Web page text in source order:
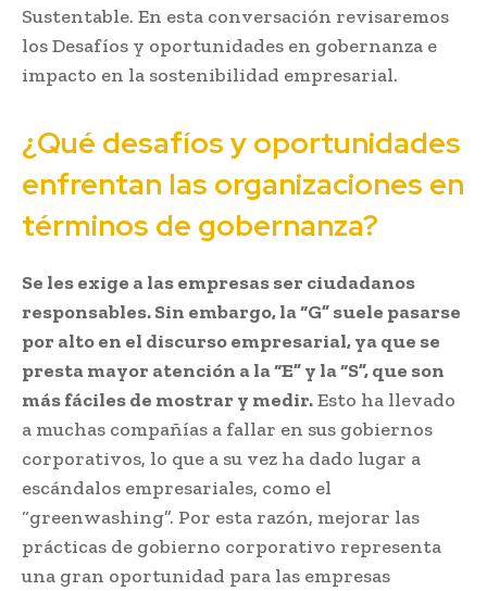
Sustentable. En esta conversación revisaremos
los Desafíos y oportunidades en gobernanza e
impacto en la sostenibilidad empresarial.
¿Qué desafíos y oportunidades
enfrentan las organizaciones en
términos de gobernanza?
Se les exige a las empresas ser ciudadanos
responsables. Sin embargo, la “G” suele pasarse
por alto en el discurso empresarial, ya que se
presta mayor atención a la “E” y la “S”, que son
más fáciles de mostrar y medir.Esto ha llevado
a muchas compañías a fallar en sus gobiernos
corporativos, lo que a su vez ha dado lugar a
escándalos empresariales, como el
“greenwashing”. Por esta razón, mejorar las
prácticas de gobierno corporativo representa
una gran oportunidad para las empresas